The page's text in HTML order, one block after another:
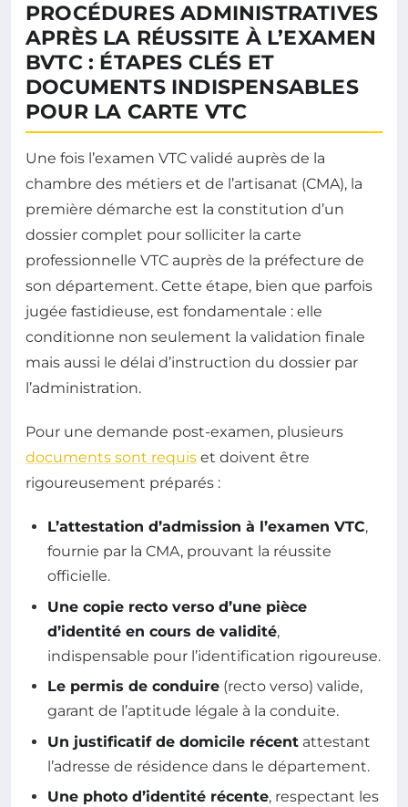
PROCÉDURES ADMINISTRATIVES
APRÈS LA RÉUSSITE À L’EXAMEN
BVTC : ÉTAPES CLÉS ET
DOCUMENTS INDISPENSABLES
POUR LA CARTE VTC
Une fois l’examen VTC validé auprès de la
chambre des métiers et de l’artisanat (CMA), la
première démarche est la constitution d’un
dossier complet pour solliciter la carte
professionnelle VTC auprès de la préfecture de
son département. Cette étape, bien que parfois
jugée fastidieuse, est fondamentale : elle
conditionne non seulement la validation finale
mais aussi le délai d’instruction du dossier par
l’administration.
Pour une demande post-examen, plusieurs
documents sont requis et doivent être
rigoureusement préparés :
L’attestation d’admission à l’examen VTC,
fournie par la CMA, prouvant la réussite
officielle.
Une copie recto verso d’une pièce
d’identité en cours de validité,
indispensable pour l’identification rigoureuse.
Le permis de conduire (recto verso) valide,
garant de l’aptitude légale à la conduite.
Un justificatif de domicile récent attestant
l’adresse de résidence dans le département.
Une photo d’identité récente, respectant les